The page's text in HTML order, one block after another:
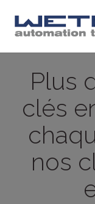
Plus
clés
nos